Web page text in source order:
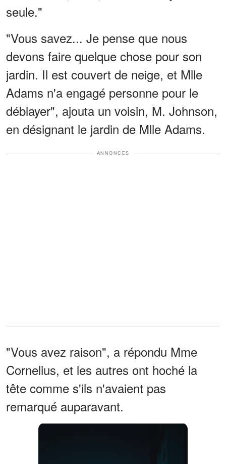
seule."
"Vous savez... Je pense que nous
devons faire quelque chose pour son
jardin. Il est couvert de neige, et Mlle
Adams n'a engagé personne pour le
déblayer", ajouta un voisin, M. Johnson,
en désignant le jardin de Mlle Adams.
ANNONCES
"Vous avez raison", a répondu Mme
Cornelius, et les autres ont hoché la
tête comme s'ils n'avaient pas
remarqué auparavant.